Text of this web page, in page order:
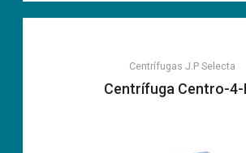
Centrífugas J.P Selecta
Centrífuga Centro-4-